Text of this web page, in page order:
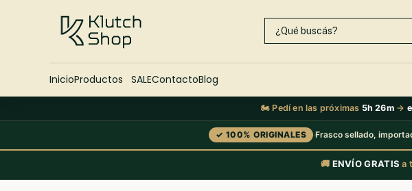
InicioProductos SALEContactoBlog
🏍️ Pedí en las próximas 5h 26m→
✓ 100% ORIGINALES ·Frasco sellado,
🚚 ENVÍO GRATIS a